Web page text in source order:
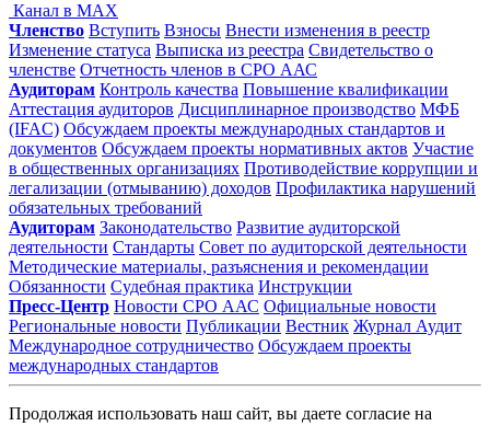
Канал в MAX
Членство Вступить Взносы Внести изменения в реестр
Изменение статуса Выписка из реестра Свидетельство о
членстве Отчетность членов в СРО ААС
Аудиторам Контроль качества Повышение квалификации
Аттестация аудиторов Дисциплинарное производство МФБ
(IFAC) Обсуждаем проекты международных стандартов и
документов Обсуждаем проекты нормативных актов Участие
в общественных организациях Противодействие коррупции и
легализации (отмыванию) доходов Профилактика нарушений
обязательных требований
Аудиторам Законодательство Развитие аудиторской
деятельности Стандарты Совет по аудиторской деятельности
Методические материалы, разъяснения и рекомендации
Обязанности Судебная практика Инструкции
Пресс-Центр Новости СРО ААС Официальные новости
Региональные новости Публикации Вестник Журнал Аудит
Международное сотрудничество Обсуждаем проекты
международных стандартов
Продолжая использовать наш сайт, вы даете согласие на